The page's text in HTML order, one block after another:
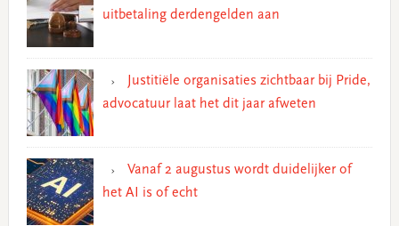
uitbetaling derdengelden aan
Justitiële organisaties zichtbaar bij Pride,
advocatuur laat het dit jaar afweten
Vanaf 2 augustus wordt duidelijker of
het AI is of echt